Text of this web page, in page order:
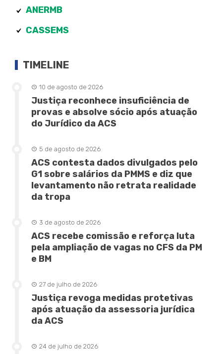
ANERMB
CASSEMS
TIMELINE
10 de agosto de 2026
Justiça reconhece insuficiência de
provas e absolve sócio após atuação
do Jurídico da ACS
5 de agosto de 2026
ACS contesta dados divulgados pelo
G1 sobre salários da PMMS e diz que
levantamento não retrata realidade
da tropa
3 de agosto de 2026
ACS recebe comissão e reforça luta
pela ampliação de vagas no CFS da PM
e BM
27 de julho de 2026
Justiça revoga medidas protetivas
após atuação da assessoria jurídica
da ACS
24 de julho de 2026